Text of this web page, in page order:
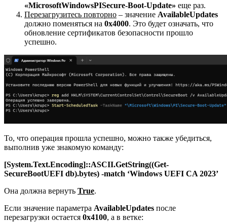
«MicrosoftWindowsPISecure-Boot-Update» еще раз.
Перезагрузитесь повторно – значение AvailableUpdates
должно поменяться на 0x4000. Это будет означать, что
обновление сертификатов безопасности прошло
успешно.
То, что операция прошла успешно, можно также убедиться,
выполнив уже знакомую команду:
[System.Text.Encoding]::ASCII.GetString((Get-
SecureBootUEFI db).bytes) -match ‘Windows UEFI CA 2023’
Она должна вернуть True.
Если значение параметра AvailableUpdates после
перезагрузки остается 0x4100, а в ветке: